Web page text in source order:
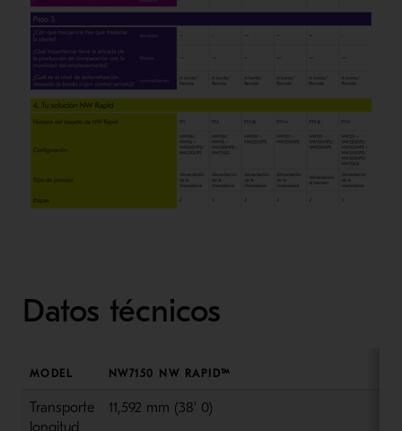
Datos técnicos
MODEL NW7150 NW RAPID™
Transporte
longitud
11,592 mm (38' 0)